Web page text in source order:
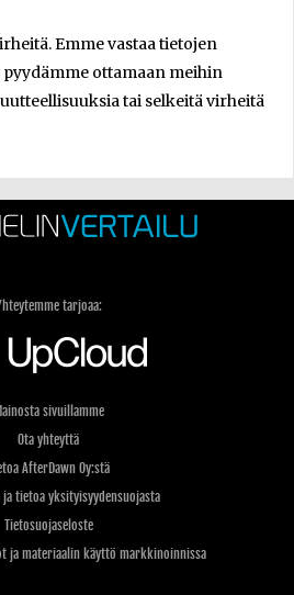
Emme vastaa tietojen
ottamaan meihin
tai selkeitä virheitä
tarjoaa:
sivuillamme
Ota yhteyttä
AfterDawn Oy:stä
ja tietoa yksityisyydensuojasta
Tietosuojaseloste
ja materiaalin käyttö markkinoinnissa